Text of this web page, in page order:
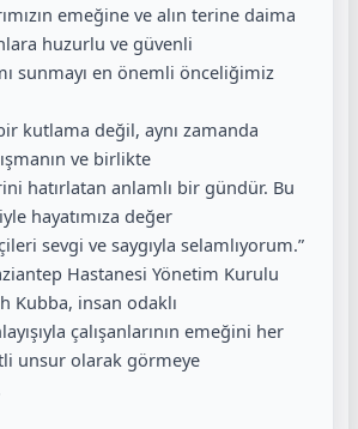
emeğine ve alın terine daima
huzurlu ve güvenli
sunmayı en önemli önceliğimiz
kutlama değil, aynı zamanda
ve birlikte
hatırlatan anlamlı bir gündür. Bu
hayatımıza değer
sevgi ve saygıyla selamlıyorum.”
Hastanesi Yönetim Kurulu
Kubba, insan odaklı
çalışanlarının emeğini her
unsur olarak görmeye